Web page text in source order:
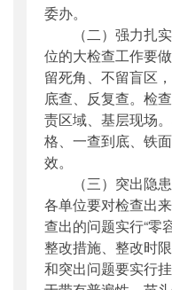
委办。
（二）强力扎实
位的大检查工作要
留死角、不留盲区
底查、反复查。检
责区域、基层现场
格、一查到底、铁
效。
（三）突出隐患
各单位要对检查出
查出的问题实行“零
整改措施、整改时
和突出问题要实行